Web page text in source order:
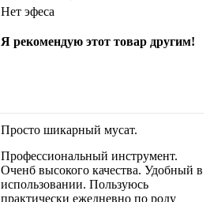
Нет эфеса
Я рекомендую этот товар другим!
Просто шикарный мусат.
Профессиональный инструмент.
Оченб высокого качества. Удобный в
использовании. Пользуюсь
практически ежедневно по роду